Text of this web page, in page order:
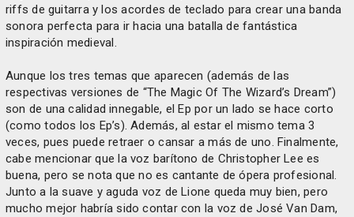
riffs de guitarra y los acordes de teclado para crear una banda
sonora perfecta para ir hacia una batalla de fantástica
inspiración medieval.
Aunque los tres temas que aparecen (además de las
respectivas versiones de “The Magic Of The Wizard’s Dream”)
son de una calidad innegable, el Ep por un lado se hace corto
(como todos los Ep’s). Además, al estar el mismo tema 3
veces, pues puede retraer o cansar a más de uno. Finalmente,
cabe mencionar que la voz barítono de Christopher Lee es
buena, pero se nota que no es cantante de ópera profesional.
Junto a la suave y aguda voz de Lione queda muy bien, pero
mucho mejor habría sido contar con la voz de José Van Dam,